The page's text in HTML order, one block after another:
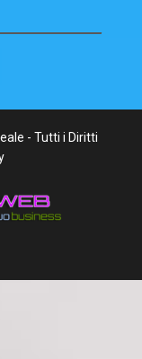
- Tutti i Diritti